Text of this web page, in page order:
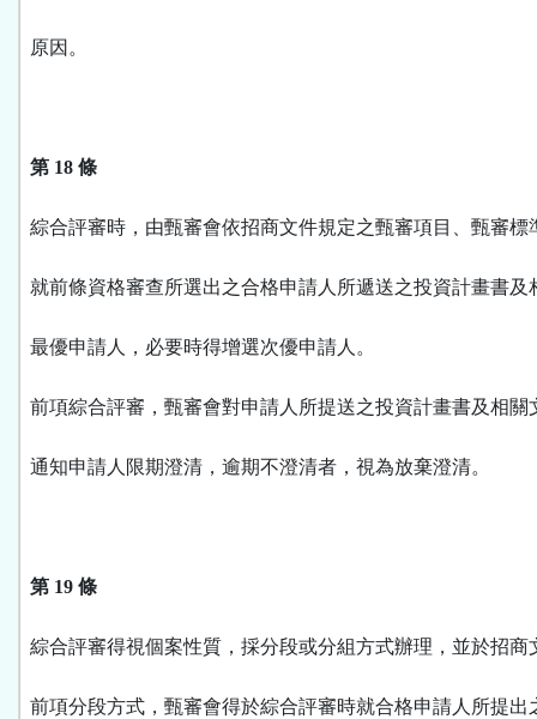
原因。
第 18 條
綜合評審時，由甄審會依招商文件規定之甄審項目、甄審標
就前條資格審查所選出之合格申請人所遞送之投資計畫書及
最優申請人，必要時得增選次優申請人。
前項綜合評審，甄審會對申請人所提送之投資計畫書及相關
通知申請人限期澄清，逾期不澄清者，視為放棄澄清。
第 19 條
綜合評審得視個案性質，採分段或分組方式辦理，並於招商
前項分段方式，甄審會得於綜合評審時就合格申請人所提出